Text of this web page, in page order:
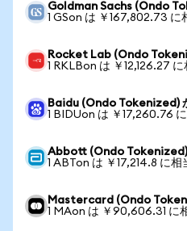
Goldman Sachs (Ondo
1 GSon は ￥167,802.73 に
Rocket Lab (Ondo
1 RKLBon は ￥12,126.27 に
Baidu (Ondo Tokenized)
1 BIDUon は ￥17,260.76
Abbott (Ondo Tokenized)
1 ABTon は ￥17,214.8 に相
Mastercard (Ondo
1 MAon は ￥90,606.31 に